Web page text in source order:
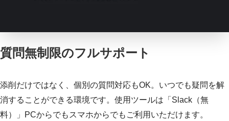
質問無制限のフルサポート
添削だけではなく、個別の質問対応もOK。いつでも疑問を解
消することができる環境です。使用ツールは「Slack（無
料）」PCからでもスマホからでもご利用いただけます。